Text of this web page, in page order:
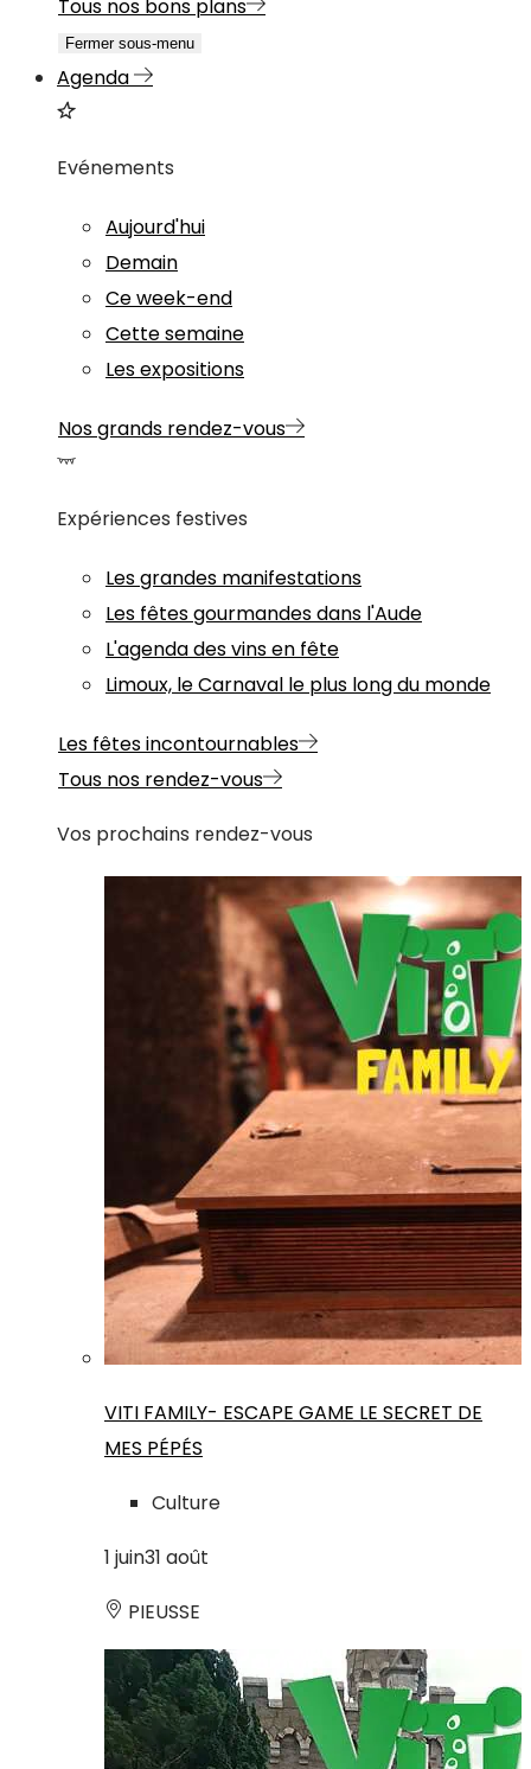
Tous nos bons plans
Fermer sous-menu
Agenda
Evénements
Aujourd'hui
Demain
Ce week-end
Cette semaine
Les expositions
Nos grands rendez-vous
Expériences festives
Les grandes manifestations
Les fêtes gourmandes dans l'Aude
L'agenda des vins en fête
Limoux, le Carnaval le plus long du monde
Les fêtes incontournables
Tous nos rendez-vous
Vos prochains rendez-vous
VITI FAMILY- ESCAPE GAME LE SECRET DE
MES PÉPÉS
Culture
1 juin31 août
PIEUSSE